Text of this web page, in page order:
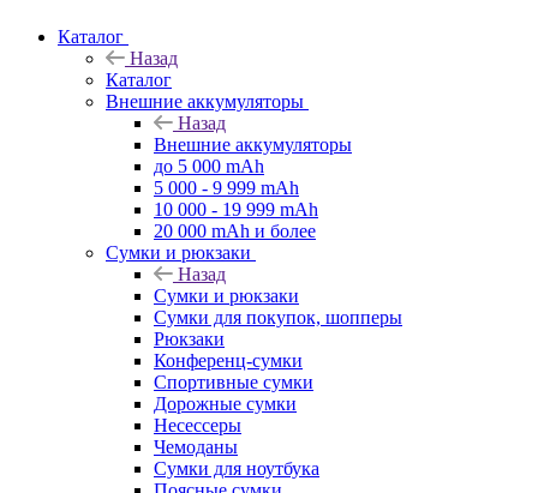
Каталог
Назад
Каталог
Внешние аккумуляторы
Назад
Внешние аккумуляторы
до 5 000 mAh
5 000 - 9 999 mAh
10 000 - 19 999 mAh
20 000 mAh и более
Сумки и рюкзаки
Назад
Сумки и рюкзаки
Сумки для покупок, шопперы
Рюкзаки
Конференц-сумки
Спортивные сумки
Дорожные сумки
Несессеры
Чемоданы
Сумки для ноутбука